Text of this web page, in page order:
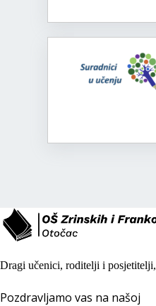
Dragi učenici, roditelji i posjetitelji,
Pozdravljamo vas na našoj